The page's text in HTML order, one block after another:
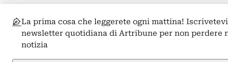
La prima cosa che leggerete ogni mattina!
newsletter quotidiana di Artribune per non perdere
notizia